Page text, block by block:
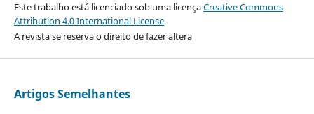
Este trabalho está licenciado sob uma licençaCreative Commons
Attribution 4.0 International License.
A revista se reserva o direito de fazer altera
Artigos Semelhantes